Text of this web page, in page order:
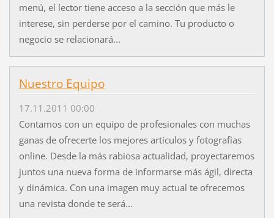
menú, el lector tiene acceso a la sección que más le
interese, sin perderse por el camino. Tu producto o
negocio se relacionará...
Nuestro Equipo
17.11.2011 00:00
Contamos con un equipo de profesionales con muchas
ganas de ofrecerte los mejores artículos y fotografías
online. Desde la más rabiosa actualidad, proyectaremos
juntos una nueva forma de informarse más ágil, directa
y dinámica. Con una imagen muy actual te ofrecemos
una revista donde te será...